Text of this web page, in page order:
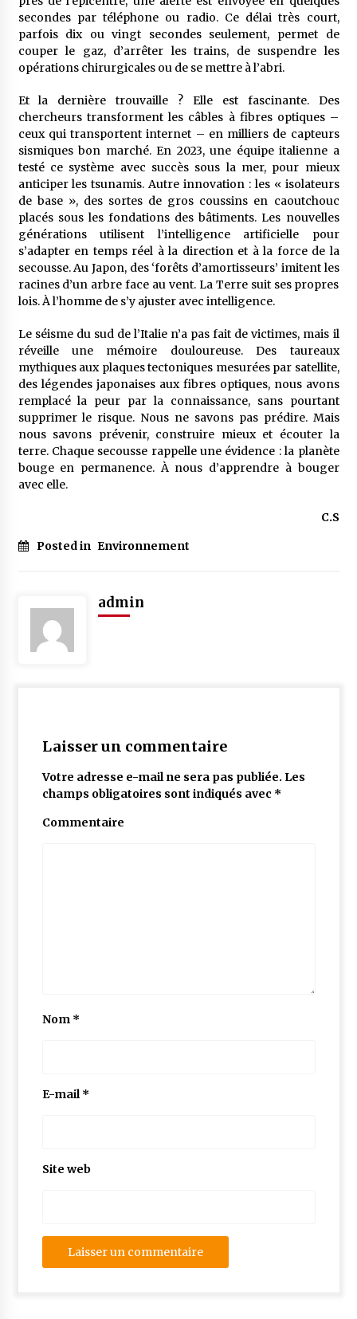
secondes par téléphone ou radio. Ce délai très court,
parfois dix ou vingt secondes seulement, permet de
couper le gaz, d’arrêter les trains, de suspendre les
opérations chirurgicales ou de se mettre à l’abri.
Et la dernière trouvaille ? Elle est fascinante. Des
chercheurs transforment les câbles à fibres optiques –
ceux qui transportent internet – en milliers de capteurs
sismiques bon marché. En 2023, une équipe italienne a
testé ce système avec succès sous la mer, pour mieux
anticiper les tsunamis. Autre innovation : les « isolateurs
de base », des sortes de gros coussins en caoutchouc
placés sous les fondations des bâtiments. Les nouvelles
générations utilisent l’intelligence artificielle pour
s’adapter en temps réel à la direction et à la force de la
secousse. Au Japon, des ‘forêts d’amortisseurs’ imitent les
racines d’un arbre face au vent. La Terre suit ses propres
lois. À l’homme de s’y ajuster avec intelligence.
Le séisme du sud de l’Italie n’a pas fait de victimes, mais il
réveille une mémoire douloureuse. Des taureaux
mythiques aux plaques tectoniques mesurées par satellite,
des légendes japonaises aux fibres optiques, nous avons
remplacé la peur par la connaissance, sans pourtant
supprimer le risque. Nous ne savons pas prédire. Mais
nous savons prévenir, construire mieux et écouter la
terre. Chaque secousse rappelle une évidence : la planète
bouge en permanence. À nous d’apprendre à bouger
avec elle.
C.S
Posted in Environnement
admin
Laisser un commentaire
Votre adresse e-mail ne sera pas publiée. Les
champs obligatoires sont indiqués avec *
Commentaire
Nom *
E-mail*
Site web